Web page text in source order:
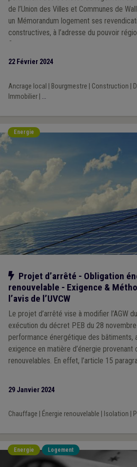
de l’Union des Villes et Communes de
un Mémorandum logement ses
constructives, à l’adresse du pouvoir
fine connaissance du terrain et leur
22 Février 2024
Ancrage local Bourgmestre Construction
Immobilier| ...
Energie
Notre action
Projet d’arrêté - Obligation
renouvelable - Exigence &
l’avis de l’UVCW
Le projet d’arrêté vise à modifier l’AGW
exécution du décret PEB du 28
performance énergétique des bâtiments,
exigence en matière d’énergie provenant
renouvelables. En effet, l’article 15
États membres introduisent, dans leurs
codes en matière de construction, des
de sources renouvelables dans le secteur
29 Janvier 2024
Chauffage Énergie renouvelable Isolation
Energie Logement